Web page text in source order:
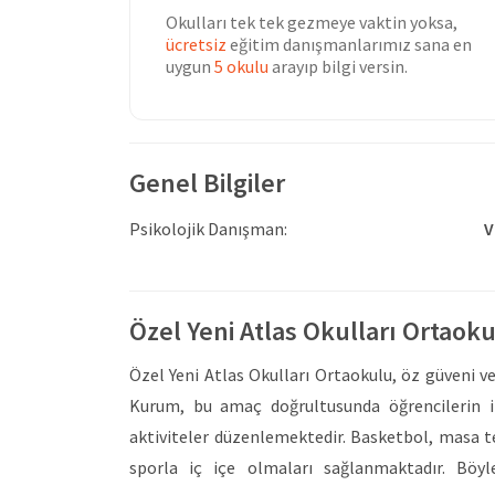
Okulları tek tek gezmeye vaktin yoksa,
ücretsiz eğitim danışmanlarımız sana en
uygun 5 okulu arayıp bilgi versin.
Genel Bilgiler
Psikolojik Danışman:
Özel Yeni Atlas Okulları
Özel Yeni Atlas Okulları Ortaokulu, öz güveni
Kurum, bu amaç doğrultusunda öğrencilerin
aktiviteler düzenlemektedir. Basketbol,
sporla iç içe olmaları sağlanmaktadır.